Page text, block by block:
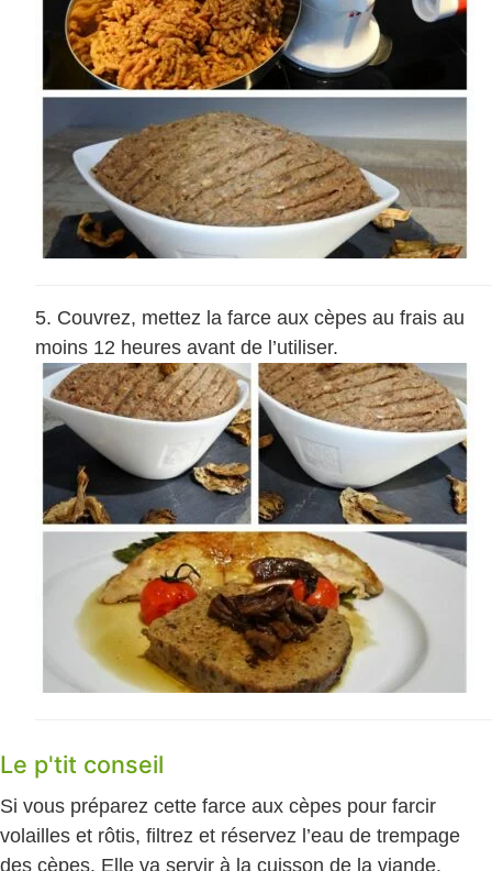
Couvrez, mettez la farce aux cèpes au frais au
moins 12 heures avant de l’utiliser.
Le p'tit conseil
Si vous préparez cette farce aux cèpes pour farcir
volailles et rôtis, filtrez et réservez l’eau de trempage
des cèpes. Elle va servir à la cuisson de la viande.